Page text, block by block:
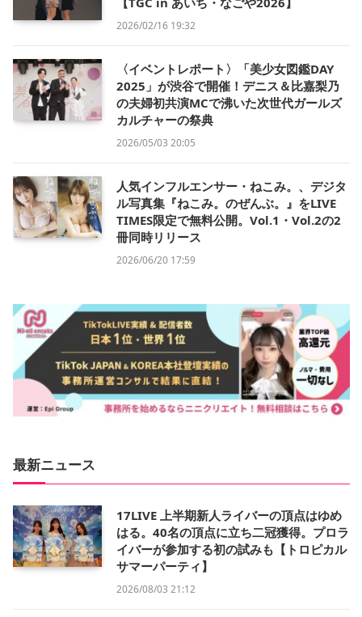
2026/02/16 19:32
〈イベントレポート〉「美少女図鑑DAY
2025」が渋谷で開催！デニス＆比嘉梨乃
の夫婦初共演MCで沸いた次世代ガールズ
カルチャーの祭典
2026/05/03 20:05
人気インフルエンサー・ねこみ。、デジタ
ル写真集『ねこみ。のぜんぶ。』をLIVE
TIMES限定で無料公開。Vol.1・Vol.2の2
冊同時リリース
2026/06/20 17:59
最新ニュース
17LIVE 上半期新人ライバーの頂点はゆめ
はる。40名の頂点に立ち二冠獲得。プロラ
イバーが参加する初の試みも【トロピカル
サマーパーティ】
2026/08/03 21:12